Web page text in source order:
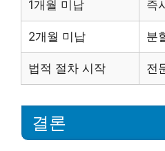
1개월 미납 즉
2개월 미납 분
법적 절차 시작 전
결론